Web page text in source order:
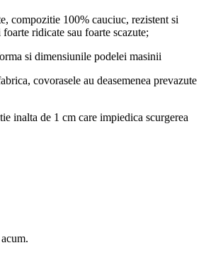
compozitie 100% cauciuc, rezistent si
ridicate sau foarte scazute;
si dimensiunile podelei masinii
covorasele au deasemenea prevazute
inalta de 1 cm care impiedica scurgerea